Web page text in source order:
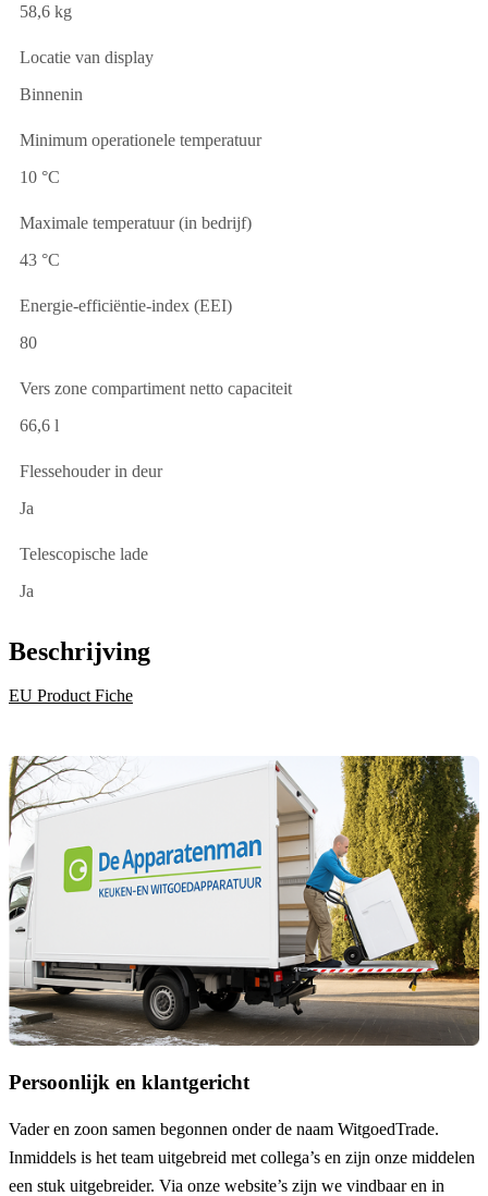
58,6 kg
Locatie van display
Binnenin
Minimum operationele temperatuur
10 °C
Maximale temperatuur (in bedrijf)
43 °C
Energie-efficiëntie-index (EEI)
80
Vers zone compartiment netto capaciteit
66,6 l
Flessehouder in deur
Ja
Telescopische lade
Ja
Beschrijving
EU Product Fiche
Persoonlijk en klantgericht
Vader en zoon samen begonnen onder de naam WitgoedTrade.
Inmiddels is het team uitgebreid met collega’s en zijn onze middelen
een stuk uitgebreider. Via onze website’s zijn we vindbaar en in